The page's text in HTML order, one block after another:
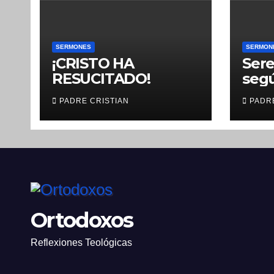
SERMONES
¡CRISTO HA
RESUCITADO!
PADRE CRISTIAN
Ortodoxos
Reflexiones Teológicas